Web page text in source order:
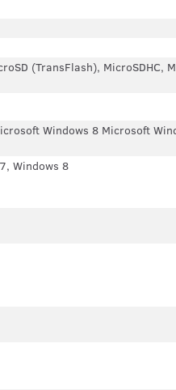
(TransFlash), MicroSDHC,
Windows 8 Microsoft
Windows 8